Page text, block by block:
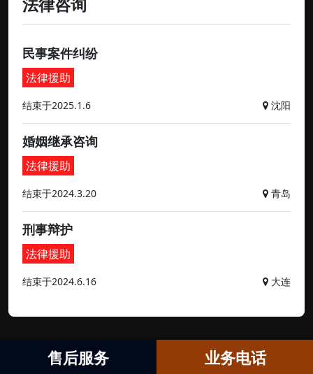
法律咨询
民事案件纠纷
法律援助
结束于2025.1.6 沈阳
婚姻继承咨询
法律援助
结束于2024.3.20 青岛
刑事辩护
法律援助
结束于2024.6.16 大连
售后服务 业务电话